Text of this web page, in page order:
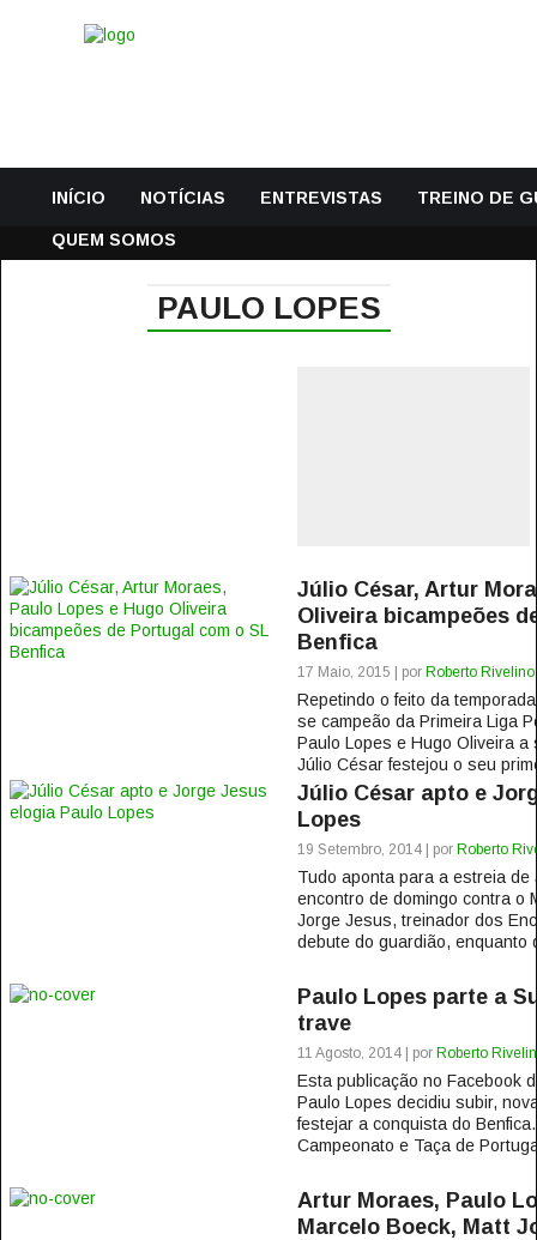
INÍCIO NOTÍCIAS ENTREVISTAS TREINO DE
QUEM SOMOS
PAULO LOPES
Júlio César, Artur
Oliveira bicampeões
Benfica
17 Maio, 2015 | por Roberto Rivelino
Repetindo o feito da
se campeão da Primeira Liga
Paulo Lopes e Hugo Oliveira
Júlio César festejou o seu
Júlio César apto e
Lopes
19 Setembro, 2014 | por Roberto
Tudo aponta para a estreia de
encontro de domingo contra o
Jorge Jesus, treinador dos
debute do guardião, enquanto
Paulo Lopes parte a
trave
11 Agosto, 2014 | por Roberto
Esta publicação no Facebook
Paulo Lopes decidiu subir,
festejar a conquista do
Campeonato e Taça de
Artur Moraes, Paulo
Marcelo Boeck, Matt